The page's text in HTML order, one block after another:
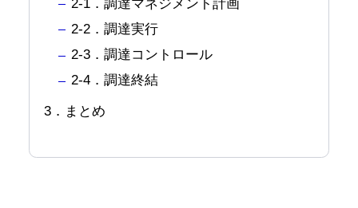
2-1．調達マネジメント計画
2-2．調達実行
2-3．調達コントロール
2-4．調達終結
3．まとめ